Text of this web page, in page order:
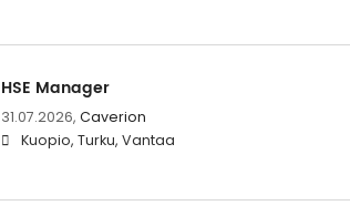
HSE Manager
31.07.2026, Caverion
Kuopio, Turku, Vantaa